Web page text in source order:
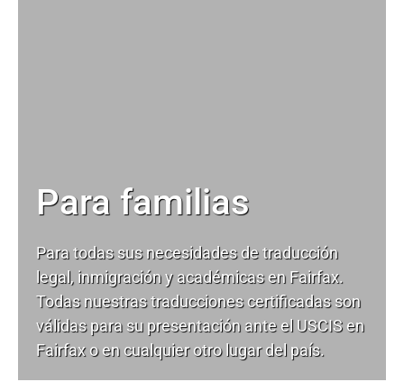
Para familias
Para todas sus necesidades detraducción
legal, inmigración y académicas en Fairfax.
Todas nuestras traducciones certificadas son
válidas para su presentación ante el USCIS en
Fairfax o en cualquier otro lugar del país.